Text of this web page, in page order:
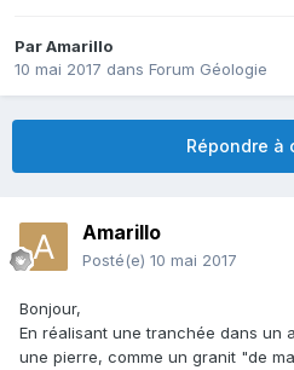
ParAmarillo
10 mai 2017 dans Forum Géologie
Répondre à
Amarillo
Posté(e) 10 mai 2017
Bonjour,
En réalisant une tranchée dans un
une pierre, comme un granit "de